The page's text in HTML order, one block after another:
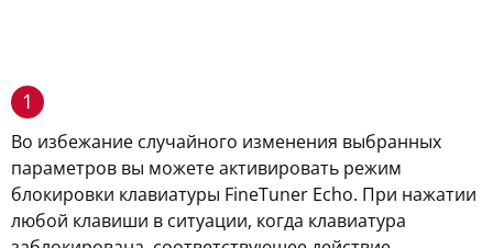
1
Во избежание случайного изменения выбранных
параметров вы можете активировать режим
блокировки клавиатуры FineTuner Echo. При нажатии
любой клавиши в ситуации, когда клавиатура